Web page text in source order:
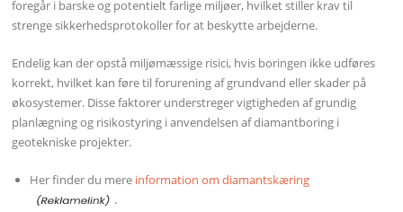
foregår i barske og potentielt farlige miljøer, hvilket stiller krav til
strenge sikkerhedsprotokoller for at beskytte arbejderne.
Endelig kan der opstå miljømæssige risici, hvis boringen ikke udføres
korrekt, hvilket kan føre til forurening af grundvand eller skader på
økosystemer. Disse faktorer understreger vigtigheden af grundig
planlægning og risikostyring i anvendelsen af diamantboring i
geotekniske projekter.
Her finder du mere information om diamantskæring
.